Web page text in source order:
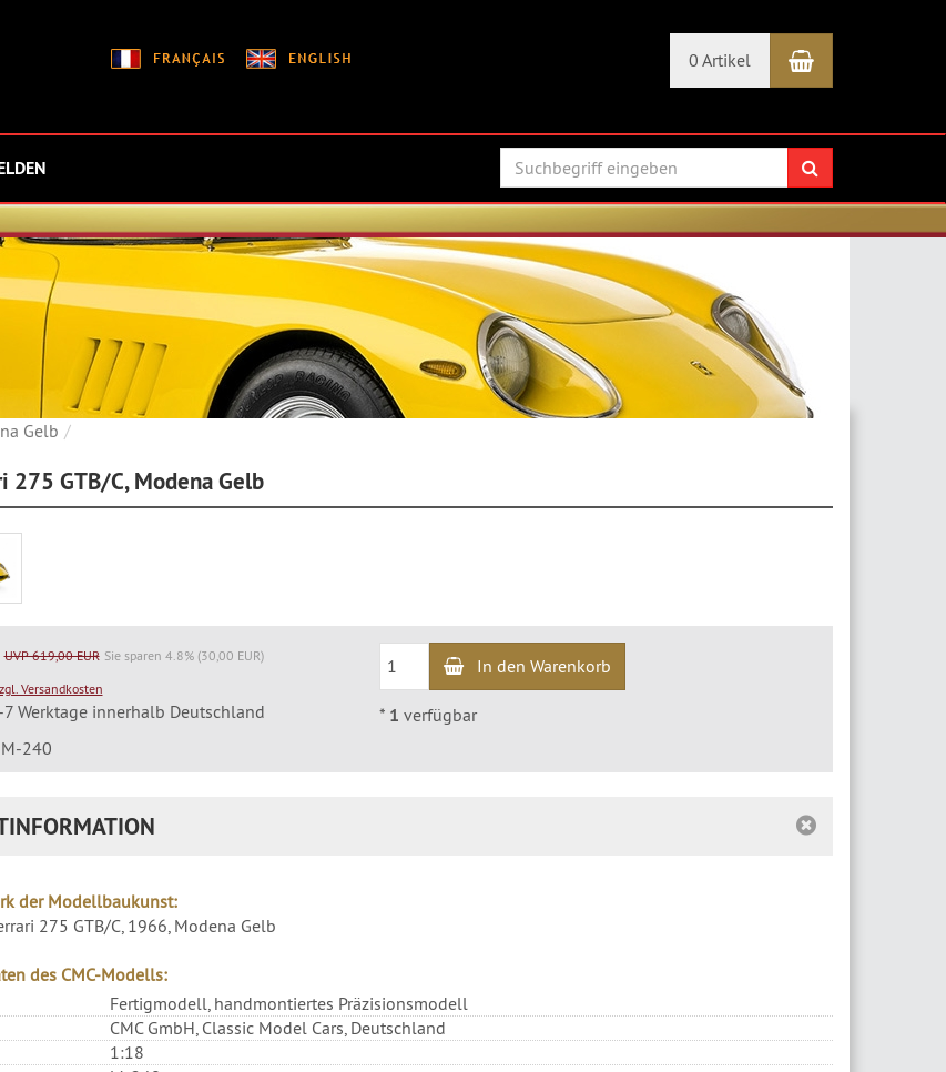
0 Artikel Warenkorb
Gelb
275 GTB/C, Modena Gelb
UVP 619,00 EUR Sie sparen 4.8% (30,00 EUR)
Versandkosten
Werktage innerhalb Deutschland
M-240
In den Warenkorb
* 1 verfügbar
der Modellbaukunst:
275 GTB/C, 1966, Modena Gelb
des CMC-Modells:
Fertigmodell, handmontiertes Präzisionsmodell
CMC GmbH, Classic Model Cars, Deutschland
1:18